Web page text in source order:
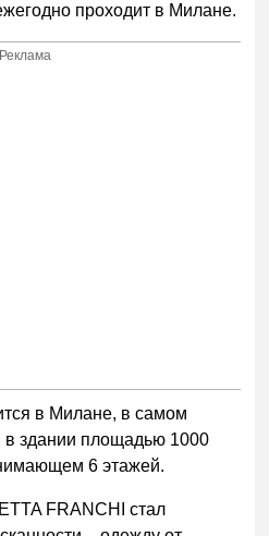
проходит в Милане.
Реклама
в Милане, в самом
здании площадью 1000
6 этажей.
FRANCHI стал